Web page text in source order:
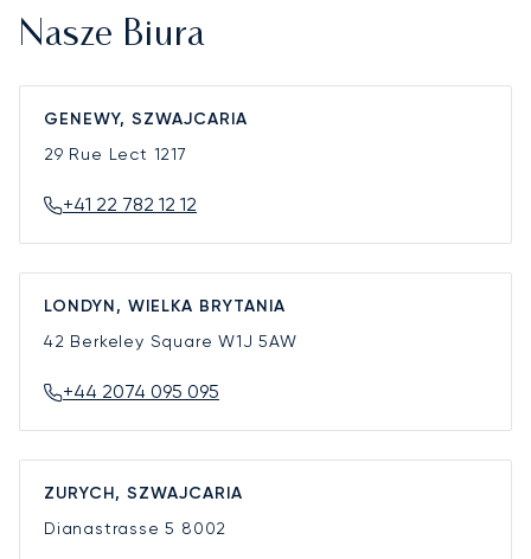
Nasze Biura
GENEWY, SZWAJCARIA
29 Rue Lect 1217
+41 22 782 12 12
LONDYN, WIELKA BRYTANIA
42 Berkeley SquareW1J 5AW
+44 2074 095 095
ZURYCH, SZWAJCARIA
Dianastrasse 5 8002